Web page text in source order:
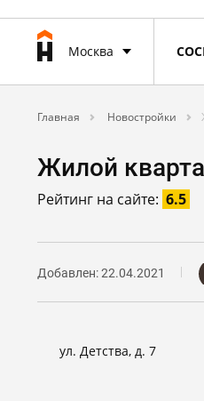
Москва
Главная Новостройки
Жилой
Рейтинг на сайте: 6.5
Добавлен: 22.04.2021
ул. Детства, д. 7